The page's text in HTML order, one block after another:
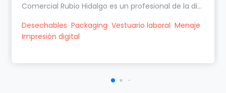
Comercial Rubio Hidalgo es un profesional de la di...
Desechables Packaging Vestuario laboral Menaje
Impresión digital